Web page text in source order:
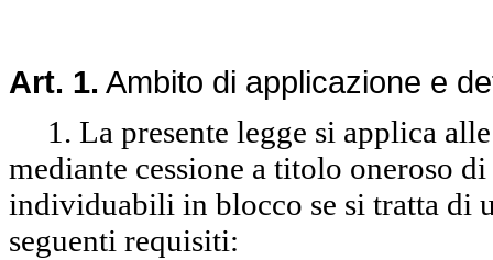
Art. 1. Ambito di applicazione e
1. La presente legge si applica
mediante cessione a titolo oneroso
individuabili in blocco se si tratta di
seguenti requisiti: